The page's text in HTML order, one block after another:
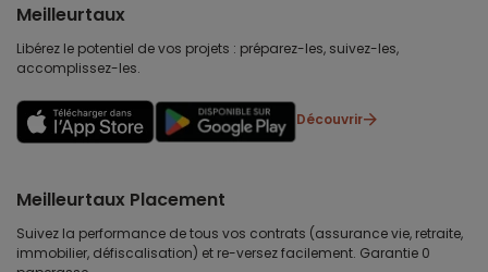
Meilleurtaux
Libérez le potentiel de vos projets : préparez-les, suivez-les,
accomplissez-les.
Découvrir
Meilleurtaux Placement
Suivez la performance de tous vos contrats (assurance vie, retraite,
immobilier, défiscalisation) et re-versez facilement. Garantie 0